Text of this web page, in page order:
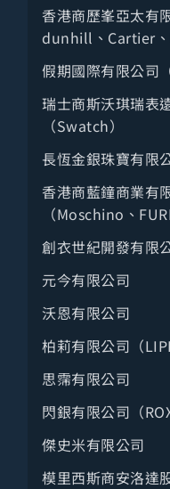
香港商歷峯亞太有
dunhill、Cartier、
假期國際有限公司
瑞士商斯沃琪瑞表
（Swatch）
長恆金銀珠寶有限
香港商藍鐘商業有
（Moschino、
創衣世紀開發有限
元今有限公司
沃恩有限公司
柏莉有限公司（
思霈有限公司
閃銀有限公司（
傑史米有限公司
模里西斯商安洛達